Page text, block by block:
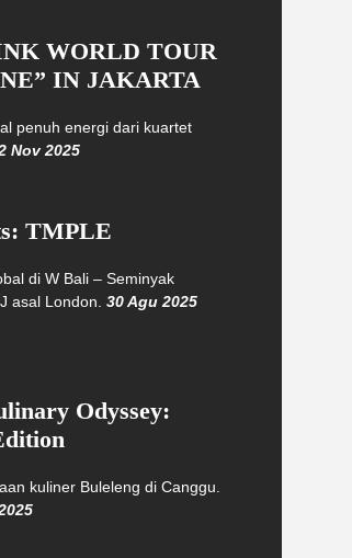
WORLD TOUR
IN JAKARTA
penuh energi dari kuartet
Nov 2025
TMPLE
di W Bali – Seminyak
asal London. 30 Agu 2025
Odyssey:
kuliner Buleleng di Canggu.